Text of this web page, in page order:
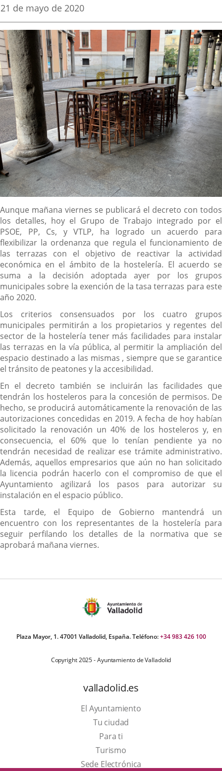
aplicación
externa.
aplicación
externa.
Fecha
la
noticia
21 de mayo de 2020
Descripción
Aunque mañana viernes se publicará el decreto con todos
los detalles, hoy el Grupo de Trabajo integrado por el
PSOE, PP, Cs, y VTLP, ha logrado un acuerdo para
flexibilizar la ordenanza que regula el funcionamiento de
las terrazas con el objetivo de reactivar la actividad
económica en el ámbito de la hostelería. El acuerdo se
suma a la decisión adoptada ayer por los grupos
municipales sobre la exención de la tasa terrazas para este
año 2020.
Los criterios consensuados por los cuatro grupos
municipales permitirán a los propietarios y regentes del
sector de la hostelería tener más facilidades para instalar
las terrazas en la vía pública, al permitir la ampliación del
espacio destinado a las mismas , siempre que se garantice
el tránsito de peatones y la accesibilidad.
En el decreto también se incluirán las facilidades que
tendrán los hosteleros para la concesión de permisos. De
hecho, se producirá automáticamente la renovación de las
autorizaciones concedidas en 2019. A fecha de hoy habían
solicitado la renovación un 40% de los hosteleros y, en
consecuencia, el 60% que lo tenían pendiente ya no
tendrán necesidad de realizar ese trámite administrativo.
Además, aquellos empresarios que aún no han solicitado
la licencia podrán hacerlo con el compromiso de que el
Ayuntamiento agilizará los pasos para autorizar su
instalación en el espacio público.
Esta tarde, el Equipo de Gobierno mantendrá un
encuentro con los representantes de la hostelería para
seguir perfilando los detalles de la normativa que se
aprobará mañana viernes.
Plaza Mayor, 1. 47001 Valladolid, España. Teléfono:+34 983 426 100
Copyright 2025 - Ayuntamiento de Valladolid
valladolid.es
El Ayuntamiento
Tu ciudad
Para ti
TurismoEste
enlace
Sede Electrónica